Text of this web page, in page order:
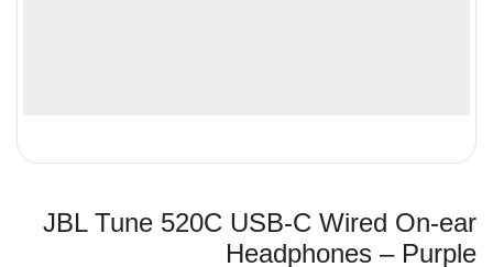
JBL Tune 520C USB-C Wired On-ear
Headphones – Purple